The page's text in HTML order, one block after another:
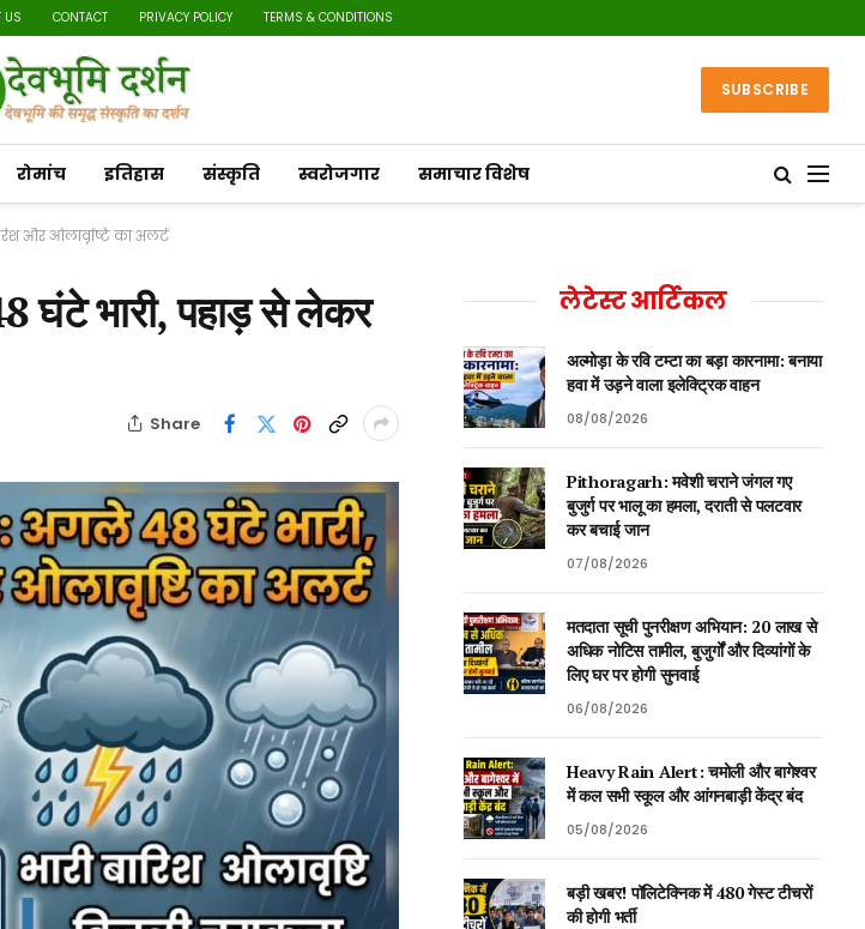
US CONTACT PRIVACY POLICY TERMS & CONDITIONS
SUBSCRIBE
रोमांच इतिहास संस्कृति स्वरोजगार समाचार विशेष
और ओलावृष्टि का अलर्ट
भारी, पहाड़ से लेकर
Share
लेटेस्ट आर्टिकल
अल्मोड़ा के रवि टम्टा का बड़ा कारनामा: बनाया
हवा में उड़ने वाला इलेक्ट्रिक वाहन
08/08/2026
Pithoragarh: मवेशी चराने जंगल गए
बुजुर्ग पर भालू का हमला, दराती से पलटवार
कर बचाई जान
07/08/2026
मतदाता सूची पुनरीक्षण अभियान: 20 लाख से
अधिक नोटिस तामील, बुजुर्गों और दिव्यांगों के
लिए घर पर होगी सुनवाई
06/08/2026
Heavy Rain Alert: चमोली और बागेश्वर
में कल सभी स्कूल और आंगनबाड़ी केंद्र बंद
05/08/2026
बड़ी खबर! पॉलिटेक्निक में 480 गेस्ट टीचरों
की होगी भर्ती